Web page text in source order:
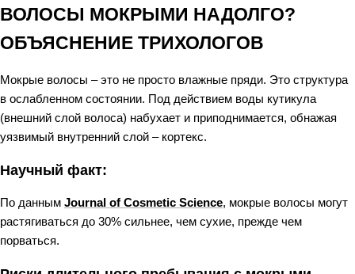
ВОЛОСЫ МОКРЫМИ НАДОЛГО?
ОБЪЯСНЕНИЕ ТРИХОЛОГОВ
Мокрые волосы – это не просто влажные пряди. Это структура
в ослабленном состоянии. Под действием воды кутикула
(внешний слой волоса) набухает и приподнимается, обнажая
уязвимый внутренний слой – кортекс.
Научный факт:
По данным Journal of Cosmetic Science, мокрые волосы могут
растягиваться до 30% сильнее, чем сухие, прежде чем
порваться.